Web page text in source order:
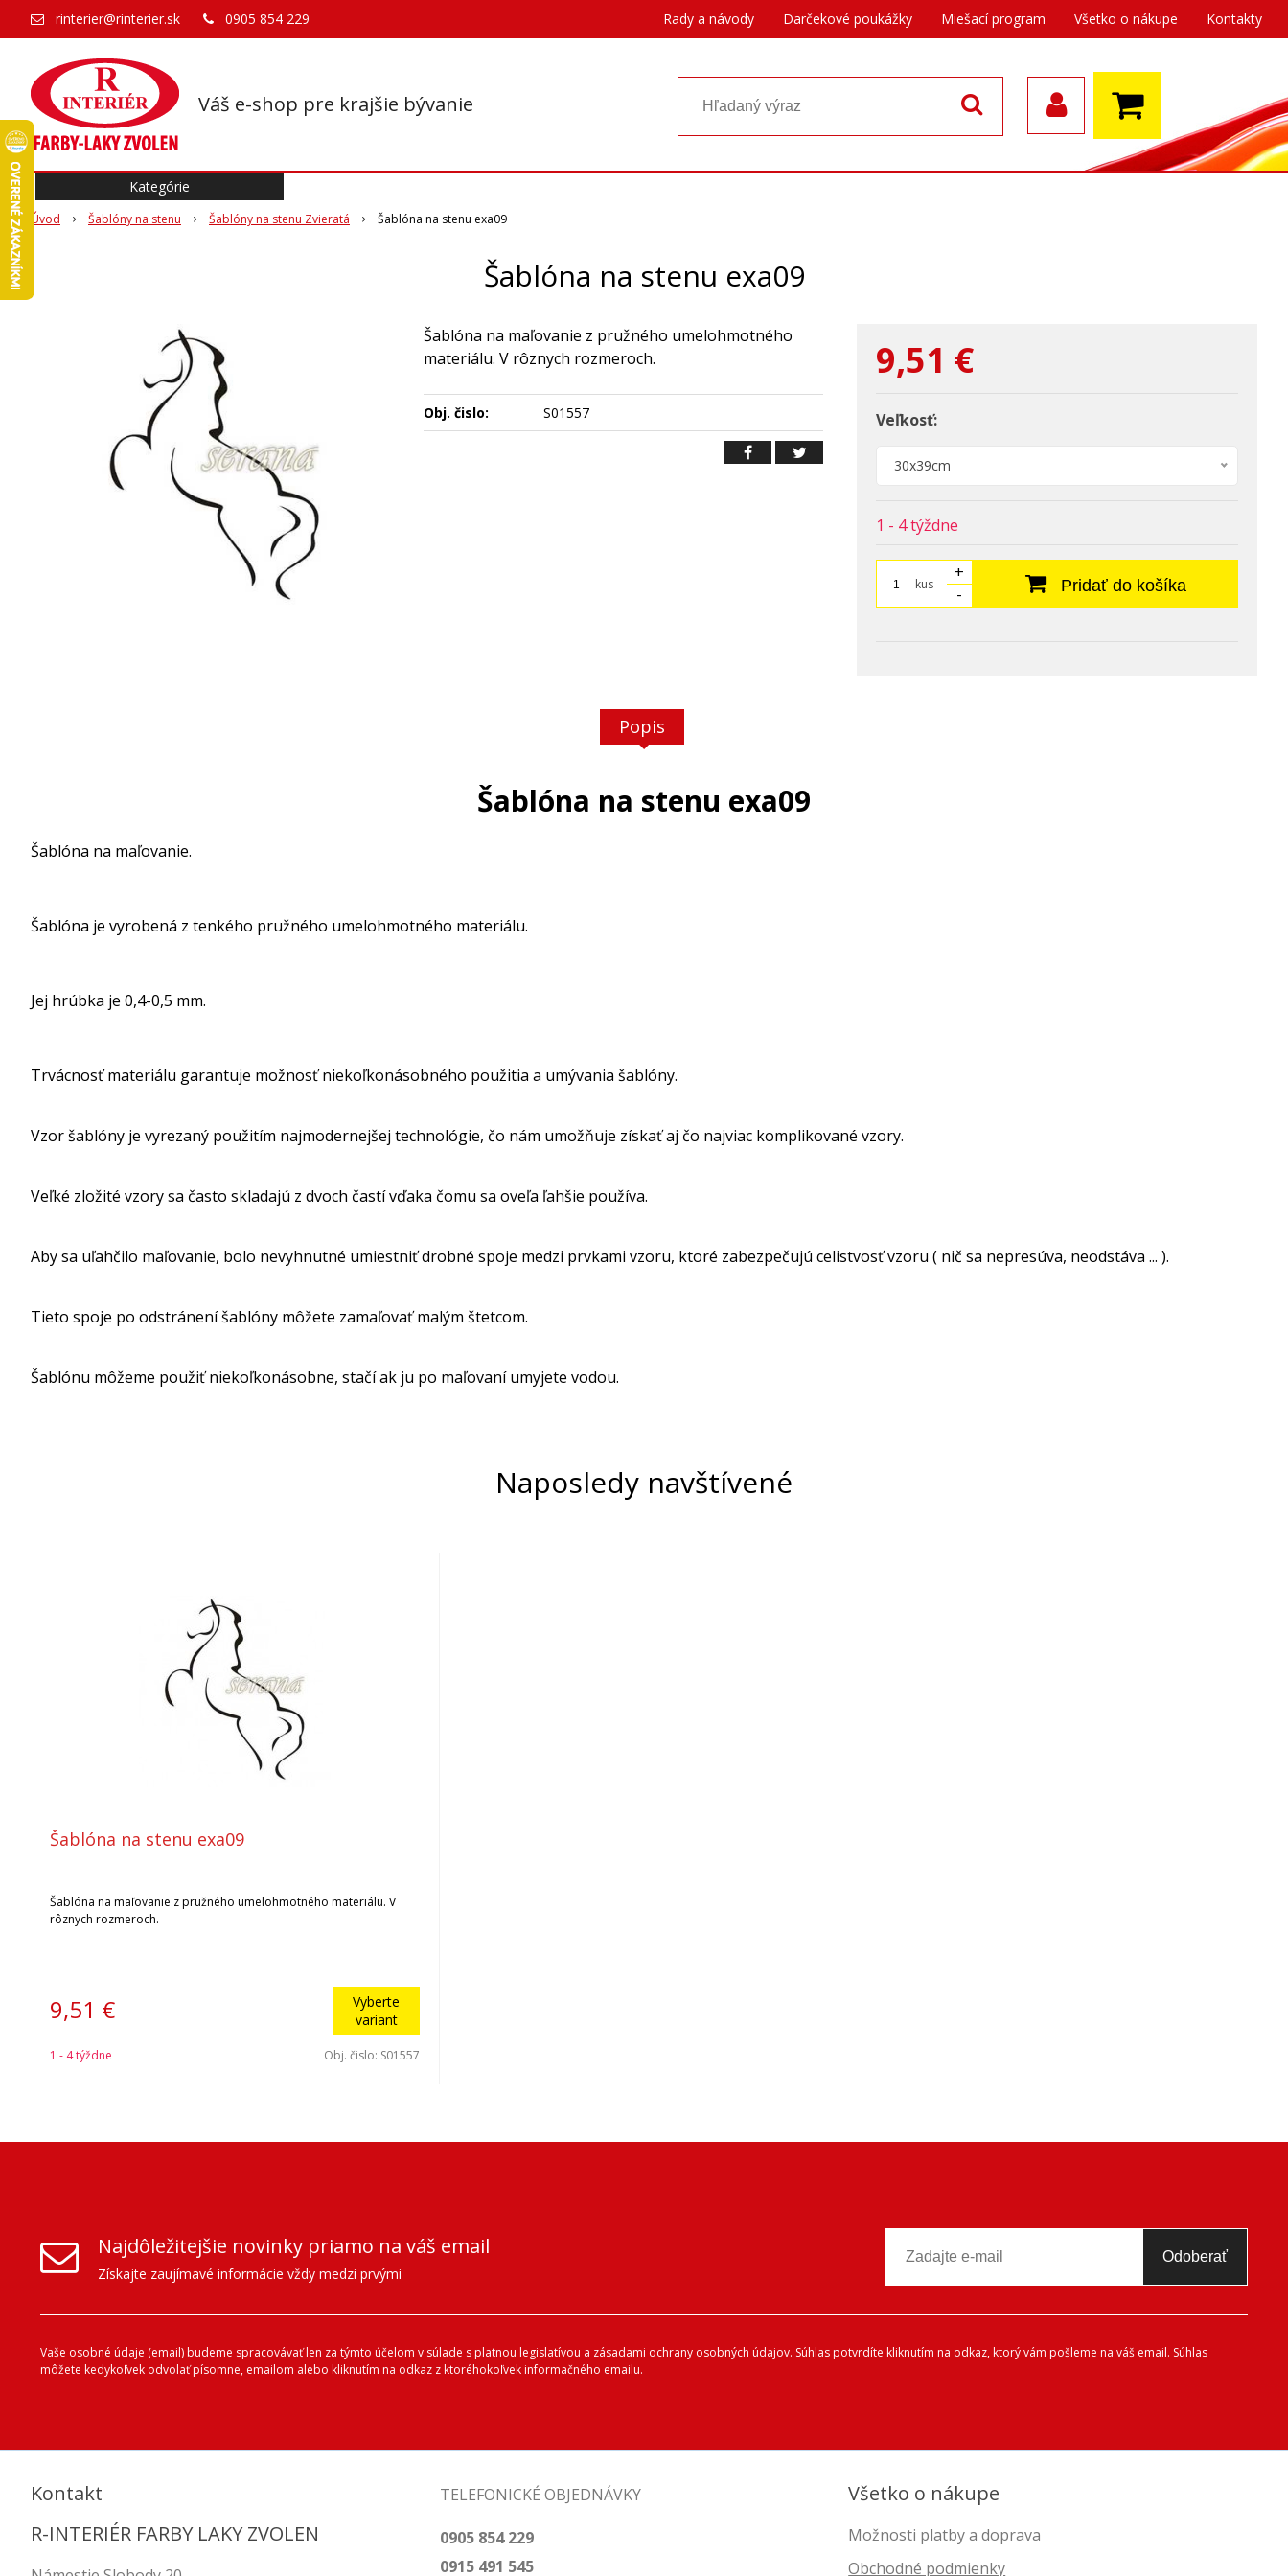
Váš e-shop pre krajšie bývanie
rinterier@rinterier.sk 0905 854 229 Rady a návody Darčekové poukážky Miešací program Všetko o nákupe Kontakty
Úvod Šablóny na stenu Šablóny na stenu Zvieratá Šablóna na stenu exa09
Šablóna na stenu exa09
9,51 €
Veľkosť:
30x39cm
1 - 4 týždne
kus
+
-
Pridať do košíka
Šablóna na maľovanie z pružného umelohmotného
materiálu. V rôznych rozmeroch.
Obj. čislo: S01557
Popis
Šablóna na stenu exa09
Šablóna na maľovanie.
Šablóna je vyrobená z tenkého pružného umelohmotného materiálu.
Jej hrúbka je 0,4-0,5 mm.
Trvácnosť materiálu garantuje možnosť niekoľkonásobného použitia a umývania šablóny.
Vzor šablóny je vyrezaný použitím najmodernejšej technológie, čo nám umožňuje získať aj čo najviac komplikované vzory.
Veľké zložité vzory sa často skladajú z dvoch častí vďaka čomu sa oveľa ľahšie používa.
Aby sa uľahčilo maľovanie, bolo nevyhnutné umiestniť drobné spoje medzi prvkami vzoru, ktoré zabezpečujú celistvosť vzoru ( nič sa nepresúva, neodstáva ... ).
Tieto spoje po odstránení šablóny môžete zamaľovať malým štetcom.
Šablónu môžeme použiť niekoľkonásobne, stačí ak ju po maľovaní umyjete vodou.
Naposledy navštívené
Šablóna na stenu exa09
Šablóna na maľovanie z pružného umelohmotného materiálu. V
rôznych rozmeroch.
9,51 €
Vyberte
variant
1 - 4 týždne Obj. čislo: S01557
Kategórie
Najdôležitejšie novinky priamo na váš email
Získajte zaujímavé informácie vždy medzi prvými
Odoberať
Vaše osobné údaje (email) budeme spracovávať len za týmto účelom v súlade s platnou legislatívou a zásadami ochrany osobných údajov. Súhlas potvrdíte kliknutím na odkaz, ktorý vám pošleme na váš email. Súhlas
môžete kedykoľvek odvolať písomne, emailom alebo kliknutím na odkaz z ktoréhokoľvek informačného emailu.
Kontakt
R-INTERIÉR FARBY LAKY ZVOLEN
TELEFONICKÉ OBJEDNÁVKY
0905 854 229
0915 491 545
Všetko o nákupe
Možnosti platby a doprava
Obchodné podmienky